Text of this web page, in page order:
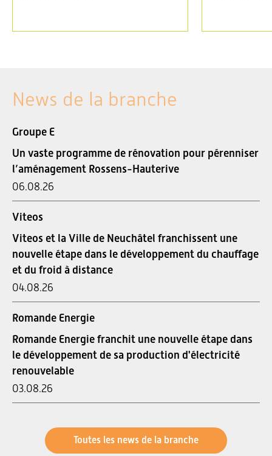
News de la branche
Groupe E
Un vaste programme de rénovation pour pérenniser
l’aménagement Rossens-Hauterive
06.08.26
Viteos
Viteos et la Ville de Neuchâtel franchissent une
nouvelle étape dans le développement du chauffage
et du froid à distance
04.08.26
Romande Energie
Romande Energie franchit une nouvelle étape dans
le développement de sa production d'électricité
renouvelable
03.08.26
Toutes les news de la branche